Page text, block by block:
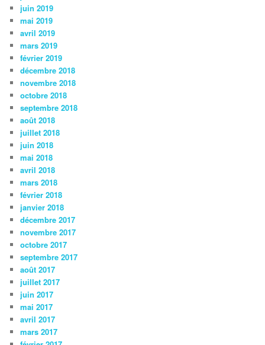
juin 2019
mai 2019
avril 2019
mars 2019
février 2019
décembre 2018
novembre 2018
octobre 2018
septembre 2018
août 2018
juillet 2018
juin 2018
mai 2018
avril 2018
mars 2018
février 2018
janvier 2018
décembre 2017
novembre 2017
octobre 2017
septembre 2017
août 2017
juillet 2017
juin 2017
mai 2017
avril 2017
mars 2017